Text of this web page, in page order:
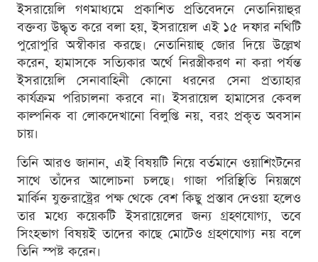
ইসরায়েলি গণমাধ্যমে প্রকাশিত প্রতিবেদনে নেতানিয়াহুর
বক্তব্য উদ্ধৃত করে বলা হয়, ইসরায়েল এই ১৫ দফার নথিটি
পুরোপুরি অস্বীকার করছে। নেতানিয়াহু জোর দিয়ে উল্লেখ
করেন, হামাসকে সত্যিকার অর্থে নিরস্ত্রীকরণ না করা পর্যন্ত
ইসরায়েলি সেনাবাহিনী কোনো ধরনের সেনা প্রত্যাহার
কার্যক্রম পরিচালনা করবে না। ইসরায়েল হামাসের কেবল
কাল্পনিক বা লোকদেখানো বিলুপ্তি নয়, বরং প্রকৃত অবসান
চায়।
তিনি আরও জানান, এই বিষয়টি নিয়ে বর্তমানে ওয়াশিংটনের
সাথে তাঁদের আলোচনা চলছে। গাজা পরিস্থিতি নিয়ন্ত্রণে
মার্কিন যুক্তরাষ্ট্রের পক্ষ থেকে বেশ কিছু প্রস্তাব দেওয়া হলেও
তার মধ্যে কয়েকটি ইসরায়েলের জন্য গ্রহণযোগ্য, তবে
সিংহভাগ বিষয়ই তাদের কাছে মোটেও গ্রহণযোগ্য নয় বলে
তিনি স্পষ্ট করেন।